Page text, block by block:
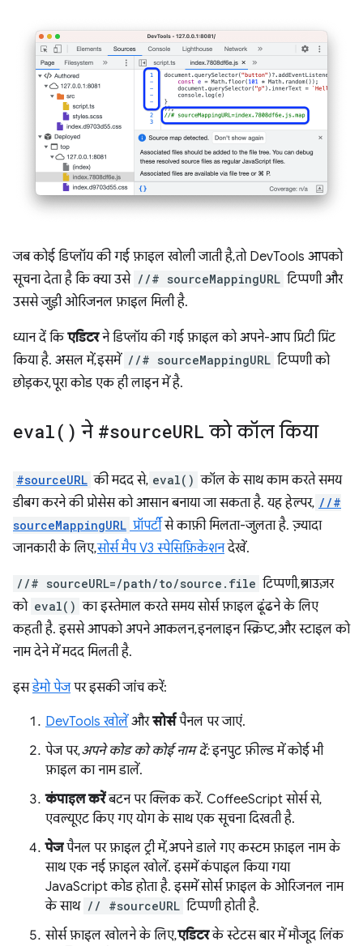
जब कोई डिप्लॉय की गई फ़ाइल खोली जाती है, तो DevTools आपको
सूचना देता है कि क्या उसे //# sourceMappingURL टिप्पणी और
उससे जुड़ी ओरिजनल फ़ाइल मिली है.
ध्यान दें किएडिटरने डिप्लॉय की गई फ़ाइल को अपने-आप प्रिटी प्रिंट
किया है. असल में, इसमें //# sourceMappingURL टिप्पणी को
छोड़कर, पूरा कोड एक ही लाइन में है.
eval( ) ने #sourceURL को कॉल किया
#sourceURL की मदद से, eval() कॉल के साथ काम करते समय
डीबग करने की प्रोसेस को आसान बनाया जा सकता है. यह हेल्पर, //#
sourceMappingURL प्रॉपर्टीसे काफ़ी मिलता-जुलता है. ज़्यादा
जानकारी के लिए,सोर्स मैप V3 स्पेसिफ़िकेशनदेखें.
//# sourceURL=/path/to/source.file टिप्पणी, ब्राउज़र
को eval() का इस्तेमाल करते समय सोर्स फ़ाइल ढूंढने के लिए
कहती है. इससे आपको अपने आकलन, इनलाइन स्क्रिप्ट, और स्टाइल को
नाम देने में मदद मिलती है.
इसडेमो पेजपर इसकी जांच करें:
DevTools खोलें औरसोर्सपैनल पर जाएं.
पेज पर,अपने कोड को कोई नाम दें:इनपुट फ़ील्ड में कोई भी
फ़ाइल का नाम डालें.
कंपाइल करेंबटन पर क्लिक करें. CoffeeScript सोर्स से,
एवल्यूएट किए गए योग के साथ एक सूचना दिखती है.
पेजपैनल पर फ़ाइल ट्री में, अपने डाले गए कस्टम फ़ाइल नाम के
साथ एक नई फ़ाइल खोलें. इसमें कंपाइल किया गया
JavaScript कोड होता है. इसमें सोर्स फ़ाइल के ओरिजनल नाम
के साथ // #sourceURL टिप्पणी होती है.
सोर्स फ़ाइल खोलने के लिए,एडिटरके स्टेटस बार में मौजूद लिंक